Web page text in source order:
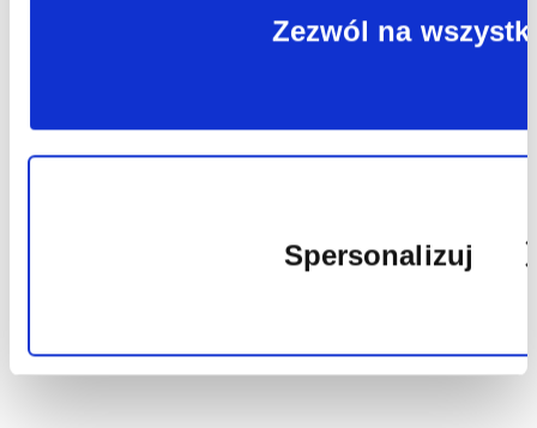
plików
cookie
Zezwól na
Spersonalizuj